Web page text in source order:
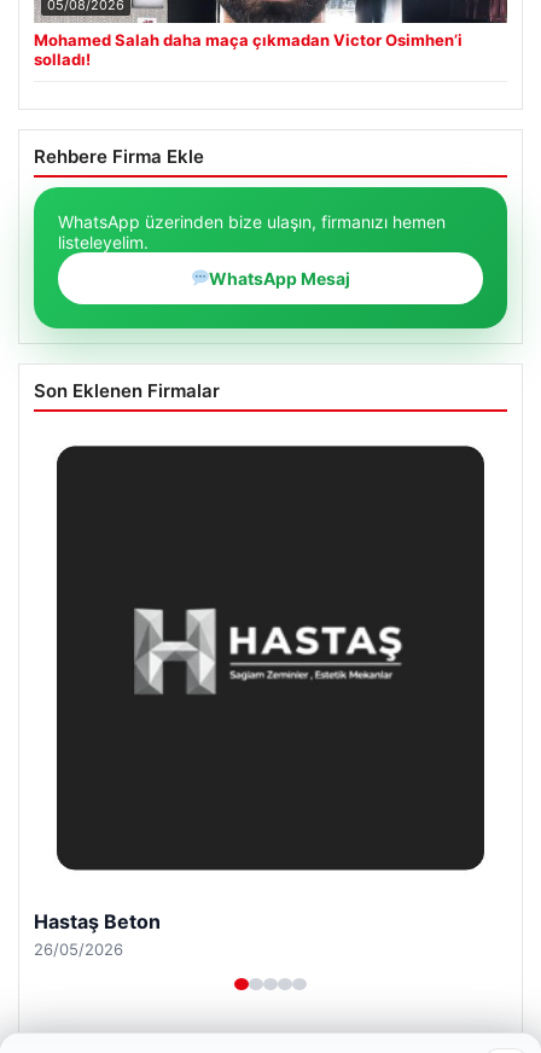
05/08/2026
Mohamed Salah daha maça çıkmadan Victor Osimhen’i
solladı!
Rehbere Firma Ekle
WhatsApp üzerinden bize ulaşın, firmanızı hemen
listeleyelim.
WhatsApp Mesaj
Son Eklenen Firmalar
Enes Kaplan Avukatlık Bürosu
28/04/2026